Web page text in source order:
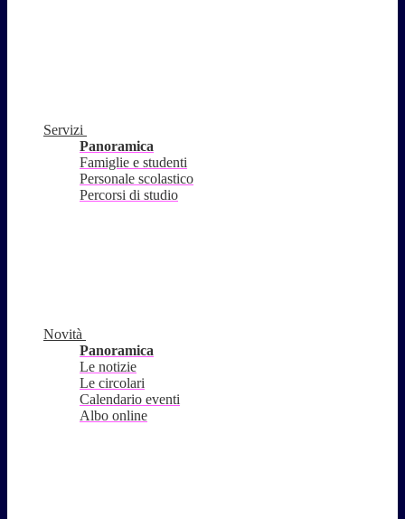
Servizi
Panoramica
Famiglie e studenti
Personale scolastico
Percorsi di studio
Novità
Panoramica
Le notizie
Le circolari
Calendario eventi
Albo online